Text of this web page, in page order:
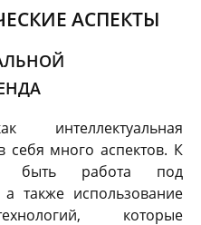
АСПЕКТЫ
себя много аспектов. К
быть работа под
также использование
которые